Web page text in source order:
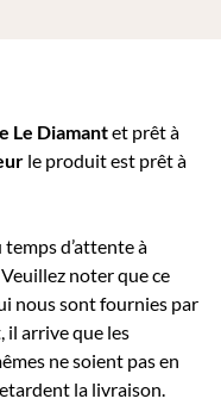
Le Diamantet prêt à
le produit est prêt à
d’attente à
noter que ce
nous sont fournies par
il arrive que les
ne soient pas en
la livraison.